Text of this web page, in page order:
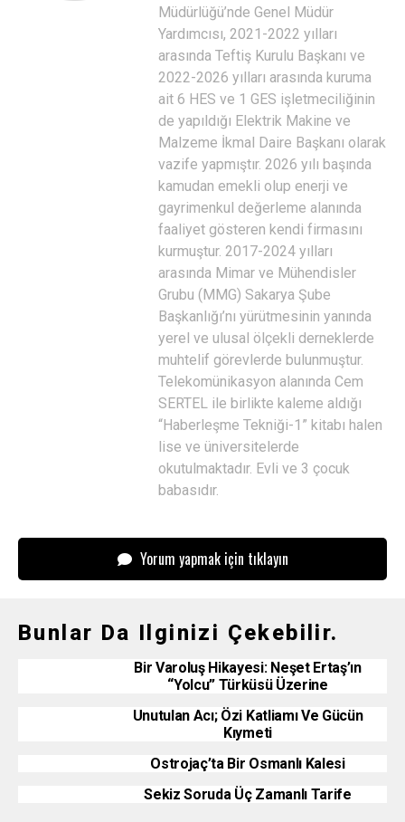
Müdürlüğü’nde Genel Müdür
Yardımcısı, 2021-2022 yılları
arasında Teftiş Kurulu Başkanı ve
2022-2026 yılları arasında kuruma
ait 6 HES ve 1 GES işletmeciliğinin
de yapıldığı Elektrik Makine ve
Malzeme İkmal Daire Başkanı olarak
vazife yapmıştır. 2026 yılı başında
kamudan emekli olup enerji ve
gayrimenkul değerleme alanında
faaliyet gösteren kendi firmasını
kurmuştur. 2017-2024 yılları
arasında Mimar ve Mühendisler
Grubu (MMG) Sakarya Şube
Başkanlığı’nı yürütmesinin yanında
yerel ve ulusal ölçekli derneklerde
muhtelif görevlerde bulunmuştur.
Telekomünikasyon alanında Cem
SERTEL ile birlikte kaleme aldığı
“Haberleşme Tekniği-1” kitabı halen
lise ve üniversitelerde
okutulmaktadır. Evli ve 3 çocuk
babasıdır.
Yorum yapmak için tıklayın
Bunlar Da Ilginizi Çekebilir.
Bir Varoluş Hikayesi: Neşet Ertaş’ın
“Yolcu” Türküsü Üzerine
Unutulan Acı; Özi Katliamı Ve Gücün
Kıymeti
Ostrojaç’ta Bir Osmanlı Kalesi
Sekiz Soruda Üç Zamanlı Tarife